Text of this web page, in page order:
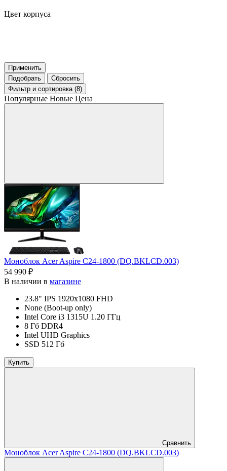
Цвет корпуса
Применить
Подобрать
Сбросить
Фильтр и сортировка (8)
Популярные Новые Цена
Моноблок Acer Aspire C24-1800 (DQ.BKLCD.003)
54 990 ₽
В наличии в магазине
23.8" IPS 1920x1080 FHD
None (Boot-up only)
Intel Core i3 1315U 1.20 ГГц
8 Гб DDR4
Intel UHD Graphics
SSD 512 Гб
Купить
Сравнить
Моноблок Acer Aspire C24-1800 (DQ.BKLCD.003)